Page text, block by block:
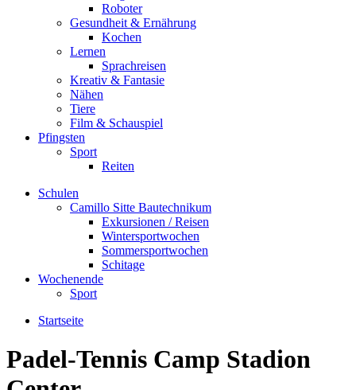
Roboter
Gesundheit & Ernährung
Kochen
Lernen
Sprachreisen
Kreativ & Fantasie
Nähen
Tiere
Film & Schauspiel
Pfingsten
Sport
Reiten
Schulen
Camillo Sitte Bautechnikum
Exkursionen / Reisen
Wintersportwochen
Sommersportwochen
Schitage
Wochenende
Sport
Startseite
Padel-Tennis Camp Stadion